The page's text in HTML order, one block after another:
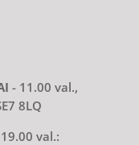
- 11.00 val.,
8LQ
val.: